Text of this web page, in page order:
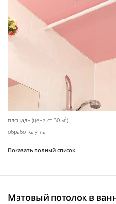
площадь (цена от 30 м2)
обработка угла
Показать полный список
Матовый потолок в